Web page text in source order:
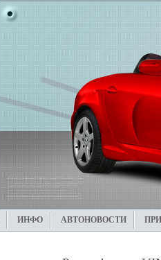
ИНФО АВТОНОВОСТИ